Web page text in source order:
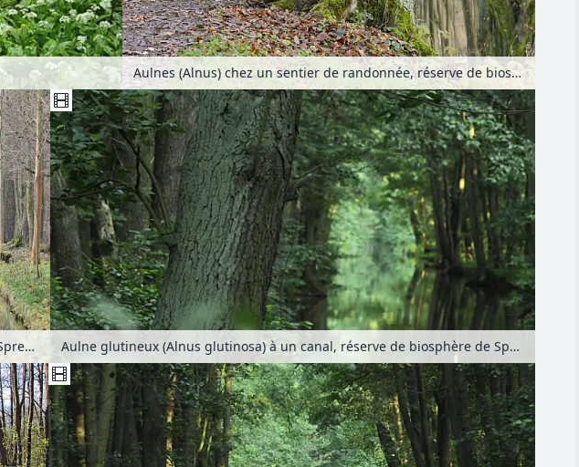
Aulnes (Alnus) chez un sentier de randonnée, réserve de biosphère de Spreewald, Allemagne
Aulnes (Alnus) chez une douve, réserve de biosphère de Spreewald, Allemagne Aulne glutineux (Alnus glutinosa) à un canal, réserve de biosphère de Spreewald, Allemagne